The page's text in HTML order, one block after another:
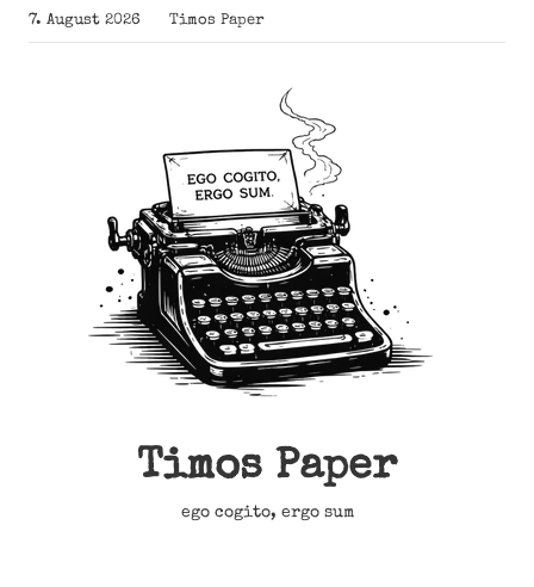
Zum
Inhalt
7. August 2026 Timos Paper
Timos Paper
ego cogito, ergo sum